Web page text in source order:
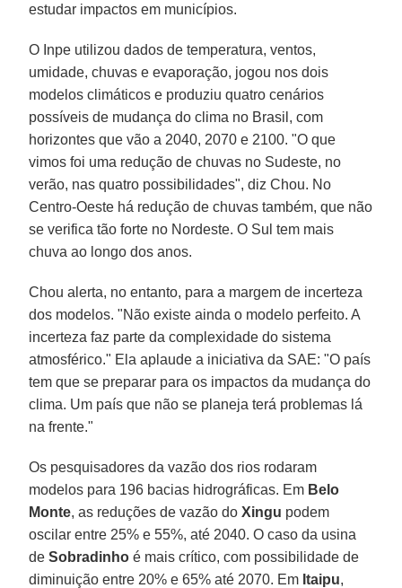
estudar impactos em municípios.
O Inpe utilizou dados de temperatura, ventos,
umidade, chuvas e evaporação, jogou nos dois
modelos climáticos e produziu quatro cenários
possíveis de mudança do clima no Brasil, com
horizontes que vão a 2040, 2070 e 2100. "O que
vimos foi uma redução de chuvas no Sudeste, no
verão, nas quatro possibilidades", diz Chou. No
Centro-Oeste há redução de chuvas também, que não
se verifica tão forte no Nordeste. O Sul tem mais
chuva ao longo dos anos.
Chou alerta, no entanto, para a margem de incerteza
dos modelos. "Não existe ainda o modelo perfeito. A
incerteza faz parte da complexidade do sistema
atmosférico." Ela aplaude a iniciativa da SAE: "O país
tem que se preparar para os impactos da mudança do
clima. Um país que não se planeja terá problemas lá
na frente."
Os pesquisadores da vazão dos rios rodaram
modelos para 196 bacias hidrográficas. Em Belo
Monte, as reduções de vazão doXingu podem
oscilar entre 25% e 55%, até 2040. O caso da usina
deSobradinho é mais crítico, com possibilidade de
diminuição entre 20% e 65% até 2070. Em Itaipu,